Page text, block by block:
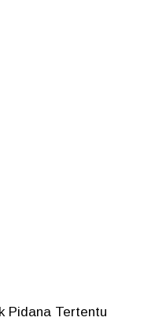
Pidana Tertentu